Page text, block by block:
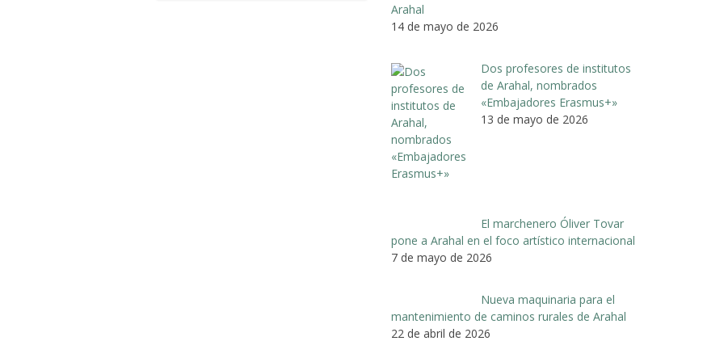
Arahal
14 de mayo de 2026
Dos profesores de institutos
de Arahal, nombrados
«Embajadores Erasmus+»
13 de mayo de 2026
El marchenero Óliver Tovar
pone a Arahal en el foco artístico internacional
7 de mayo de 2026
Nueva maquinaria para el
mantenimiento de caminos rurales de Arahal
22 de abril de 2026